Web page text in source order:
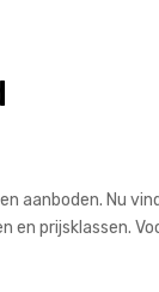
aanboden. Nu
en prijsklassen.